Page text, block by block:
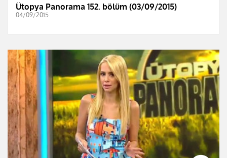
Ütopya Panorama 152. bölüm (03/09/2015)
04/09/2015